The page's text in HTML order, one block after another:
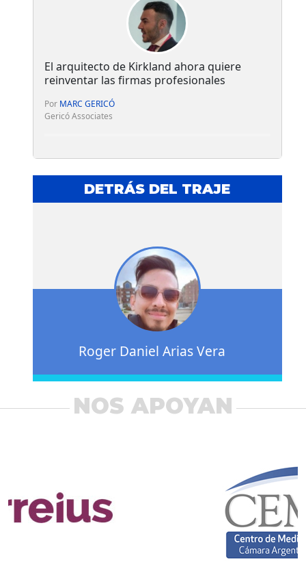
El arquitecto de Kirkland ahora quiere
reinventar las firmas profesionales
Por MARC GERICÓ
Gericó Associates
DETRÁS DEL TRAJE
Roger Daniel Arias Vera
NOS APOYAN